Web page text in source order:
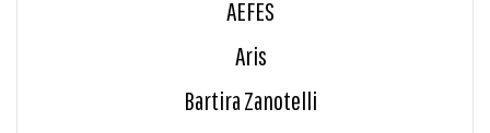
AEFES
Aris
Bartira Zanotelli